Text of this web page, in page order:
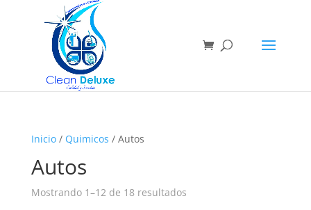
Inicio/ Quimicos / Autos
Autos
Mostrando 1–12 de 18 resultados